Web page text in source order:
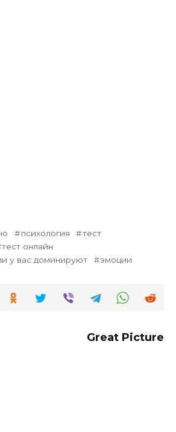
психология
тест
тест онлайн
у вас доминируют
эмоции
Great Picture